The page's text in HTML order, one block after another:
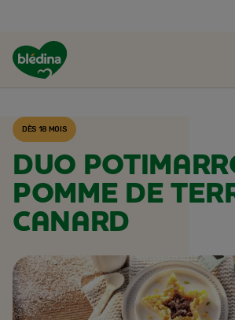
ACCUEIL
DÈS 18 MOIS
DUO
POMME DE
CANARD